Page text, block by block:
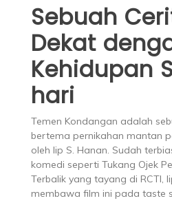
Sebuah
Dekat
Kehidupan
hari
Temen Kondangan adalah
bertema pernikahan mantan
oleh Iip S. Hanan. Sudah
komedi seperti Tukang Ojek
Terbalik yang tayang di RCTI,
membawa film ini pada taste